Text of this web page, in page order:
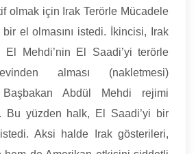
olmak için Irak Terörle Mücadele
bir el olmasını istedi. İkincisi, Irak
El Mehdi’nin El Saadi’yi terörle
alması (nakletmesi)
Abdül Mehdi rejimi
Bu yüzden halk, El Saadi’yi bir
Aksi halde Irak gösterileri,